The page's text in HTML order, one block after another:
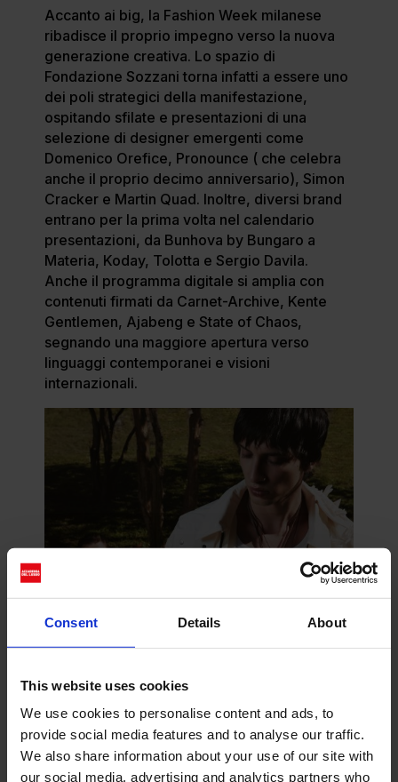
Consent Details About
This website uses cookies
We use cookies to personalise content and ads, to
provide social media features and to analyse our traffic.
We also share information about your use of our site with
our social media, advertising and analytics partners who
Accanto ai big, la Fashion Week milanese
ribadisce il proprio impegno verso la nuova
generazione creativa. Lo spazio di
Fondazione Sozzani torna infatti a essere uno
dei poli strategici della manifestazione,
ospitando sfilate e presentazioni di una
selezione di designer emergenti come
Domenico Orefice, Pronounce ( che celebra
anche il proprio decimo anniversario), Simon
Cracker e Martin Quad. Inoltre, diversi brand
entrano per la prima volta nel calendario
presentazioni, da Bunhova by Bungaro a
Materia, Koday, Tolotta e Sergio Davila.
Anche il programma digitale si amplia con
contenuti firmati da Carnet-Archive, Kente
Gentlemen, Ajabeng e State of Chaos,
segnando una maggiore apertura verso
linguaggi contemporanei e visioni
internazionali.